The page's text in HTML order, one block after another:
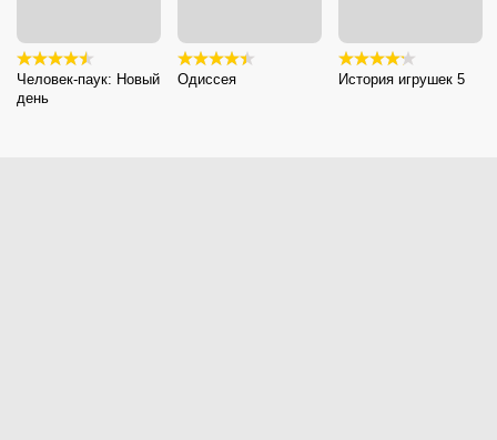
Человек-паук: Новый
день
Одиссея История игрушек 5